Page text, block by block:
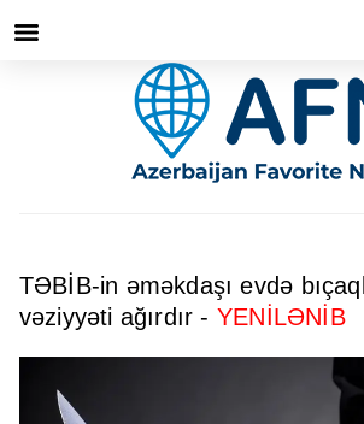
TƏBİB-in əməkdaşı evdə
vəziyyəti ağırdır - YENİLƏNİB